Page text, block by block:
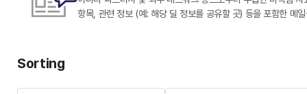
항목, 관련 정보 (예: 해당 딜 정보를 공유할 곳) 등을 포함한 메
Sorting